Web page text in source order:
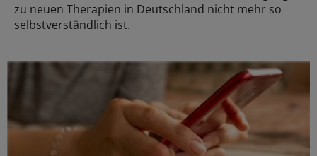
zu neuen Therapien in Deutschland nicht mehr so
selbstverständlich ist.